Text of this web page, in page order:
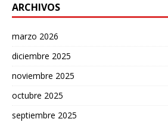
ARCHIVOS
marzo 2026
diciembre 2025
noviembre 2025
octubre 2025
septiembre 2025